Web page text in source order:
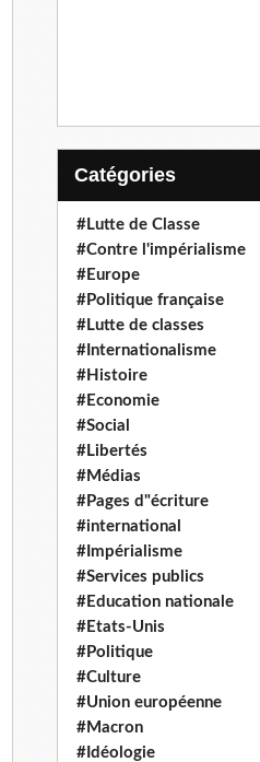
Catégories
#Lutte de Classe
#Contre l'impérialisme
#Europe
#Politique française
#Lutte de classes
#Internationalisme
#Histoire
#Economie
#Social
#Libertés
#Médias
#Pages d"écriture
#international
#Impérialisme
#Services publics
#Education nationale
#Etats-Unis
#Politique
#Culture
#Union européenne
#Macron
#Idéologie